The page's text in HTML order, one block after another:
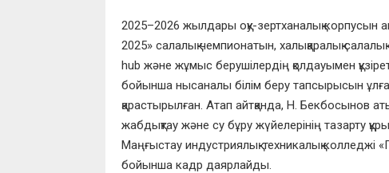
2025–2026 жылдары оқу-зертханалық корпусын
2025» салалық чемпионатын, халықаралық
hub және жұмыс берушілердің қолдауымен
бойынша нысаналы білім беру тапсырысын
қарастырылған. Атап айтқанда, Н. Бекбосынов
жабдықтау және су бұру жүйелерінің тазарту
Маңғыстау индустриялық-техникалық
бойынша кадр даярлайды.